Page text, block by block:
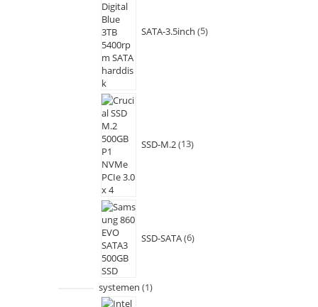
SATA-3.5inch 5
SSD-M.2 13
SSD-SATA 6
systemen 1